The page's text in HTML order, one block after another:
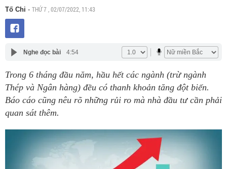
Tố Chi - THỨ 7 , 02/07/2022, 11:43
Nghe đọc bài 4:54
Trong 6 tháng đầu năm, hầu hết các ngành (trừ ngành
Thép và Ngân hàng) đều có thanh khoản tăng đột biến.
Báo cáo cũng nêu rõ những rủi ro mà nhà đầu tư cần phải
quan sát thêm.